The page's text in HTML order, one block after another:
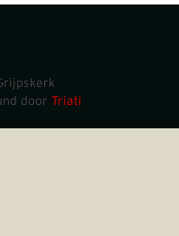
door Triati